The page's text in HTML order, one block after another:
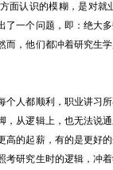
面认识的模糊，是对
一个问题，即：绝大
，他们都冲着研究生
人都顺利，职业讲习所
从逻辑上，也无法说
的起薪，有的是更好
研究生时的逻辑，冲